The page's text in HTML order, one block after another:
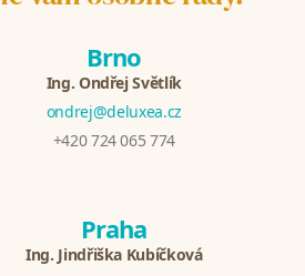
Brno
Ing. Ondřej Světlík
ondrej@deluxea.cz
+420 724 065 774
Praha
Ing. Jindřiška Kubíčková